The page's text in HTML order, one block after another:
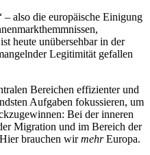
also die europäische Einigung
heute unübersehbar in der
Legitimität gefallen
Bereichen effizienter und
Aufgaben fokussieren, um
Bei der inneren
Migration und im Bereich der
brauchen wirmehrEuropa.